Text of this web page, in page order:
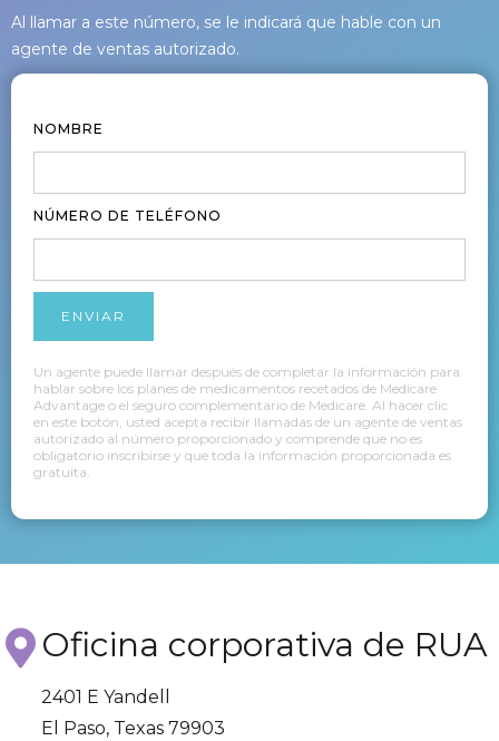
Al llamar a este número, se le indicará que hable con un
agente de ventas autorizado.
NOMBRE
NÚMERO DE TELÉFONO
Un agente puede llamar después de completar la información para
hablar sobre los planes de medicamentos recetados de Medicare
Advantage o el seguro complementario de Medicare. Al hacer clic
en este botón, usted acepta recibir llamadas de un agente de ventas
autorizado al número proporcionado y comprende que no es
obligatorio inscribirse y que toda la información proporcionada es
gratuita.
Oficina corporativa de RUA
2401 E Yandell
El Paso, Texas 79903